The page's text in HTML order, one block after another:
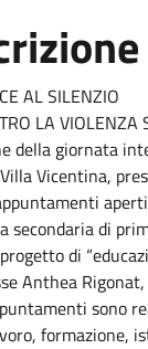
AL SILENZIO
LA VIOLENZA
della giornata
Vicentina,
secondaria di
di
Anthea
sono
formazione,